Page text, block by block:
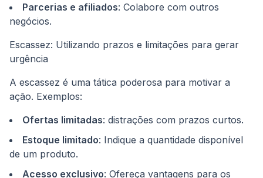
Parcerias e afiliados: Colabore com outros
negócios.
Escassez: Utilizando prazos e limitações para gerar
urgência
A escassez é uma tática poderosa para motivar a
ação. Exemplos:
Ofertas limitadas: distrações com prazos curtos.
Estoque limitado: Indique a quantidade disponível
de um produto.
Acesso exclusivo: Ofereça vantagens para os